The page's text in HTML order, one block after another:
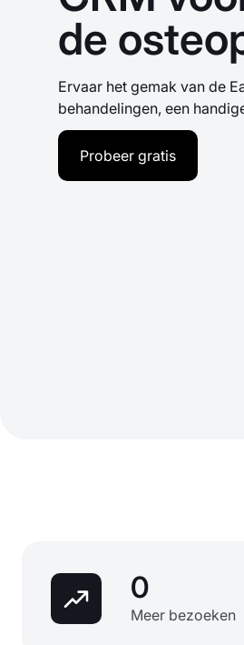
de
Ervaar het gemak van de
behandelingen, een
Probeer gratis
0
Meer bezoeken